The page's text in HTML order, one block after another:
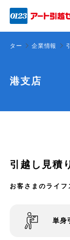
ンター 企業情報
港支店
引越し見積
お客さまのライフ
単身